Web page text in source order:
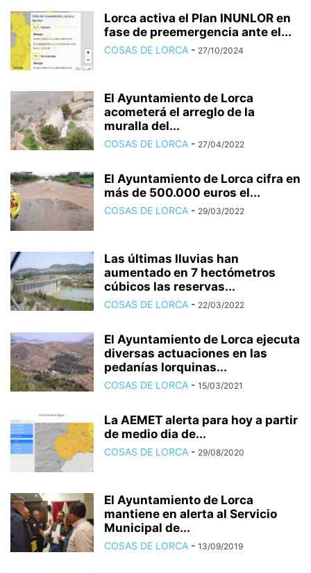
Lorca activa el Plan INUNLOR en
fase de preemergencia ante el...
COSAS DE LORCA - 27/10/2024
El Ayuntamiento de Lorca
acometerá el arreglo de la
muralla del...
COSAS DE LORCA - 27/04/2022
El Ayuntamiento de Lorca cifra en
más de 500.000 euros el...
COSAS DE LORCA - 29/03/2022
Las últimas lluvias han
aumentado en 7 hectómetros
cúbicos las reservas...
COSAS DE LORCA - 22/03/2022
El Ayuntamiento de Lorca ejecuta
diversas actuaciones en las
pedanías lorquinas...
COSAS DE LORCA - 15/03/2021
La AEMET alerta para hoy a partir
de medio dia de...
COSAS DE LORCA - 29/08/2020
El Ayuntamiento de Lorca
mantiene en alerta al Servicio
Municipal de...
COSAS DE LORCA - 13/09/2019